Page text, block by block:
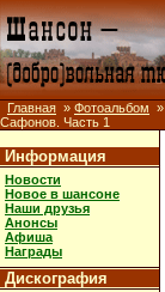
Главная » Фотоальбом »
Сафонов. Часть 1
Информация
Новости
Новое в шансоне
Наши друзья
Анонсы
Афиша
Награды
Дискография